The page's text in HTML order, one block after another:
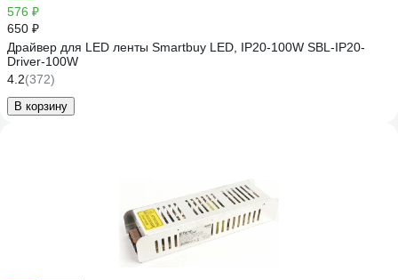
576 ₽
650 ₽
Драйвер для LED ленты Smartbuy LED, IP20-100W SBL-IP20-
Driver-100W
4.2(372)
В корзину